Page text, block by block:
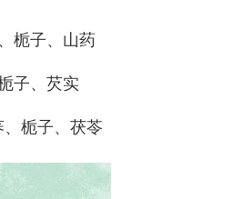
栀子、山药
子、芡实
栀子、茯苓